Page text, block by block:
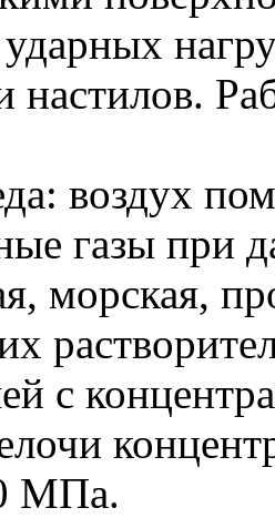
настилов.
воздух
газы при
морская,
с
МПа.